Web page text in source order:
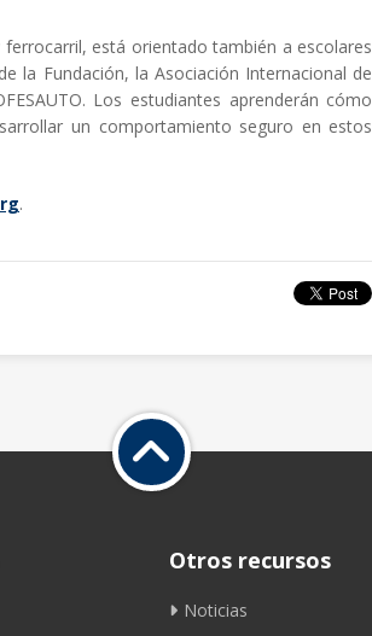
ferrocarril, está orientado también a escolares
la Fundación, la Asociación Internacional de
Los estudiantes aprenderán cómo
un comportamiento seguro en estos
.
Otros recursos
Noticias